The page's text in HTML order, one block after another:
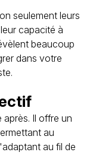
seulement leurs
capacité à
beaucoup
dans votre
Il offre un
au
au fil de